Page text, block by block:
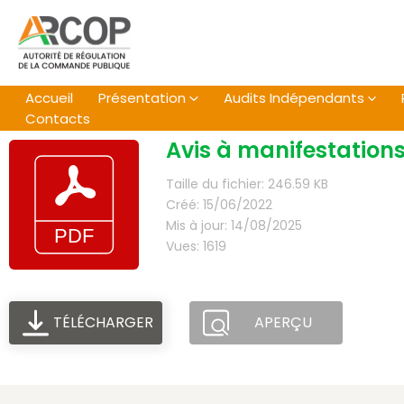
contenu
Accueil Présentation Audits Indépendants
Contacts
Avis à manifestations
Taille du fichier: 246.59 KB
Créé: 15/06/2022
Mis à jour: 14/08/2025
Vues: 1619
TÉLÉCHARGER APERÇU